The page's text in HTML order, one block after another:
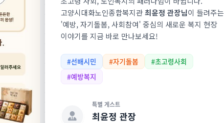
고양시대화노인종합복지관최윤정 관장님이 들려주는
'예방, 자기돌봄, 사회참여' 중심의 새로운 복지 현장
이야기를 지금 바로 만나보세요!
#선배시민 #자기돌봄
#초고령사회
#예방복지
특별 게스트
최윤정 관장
스마트복지관 노인일자리